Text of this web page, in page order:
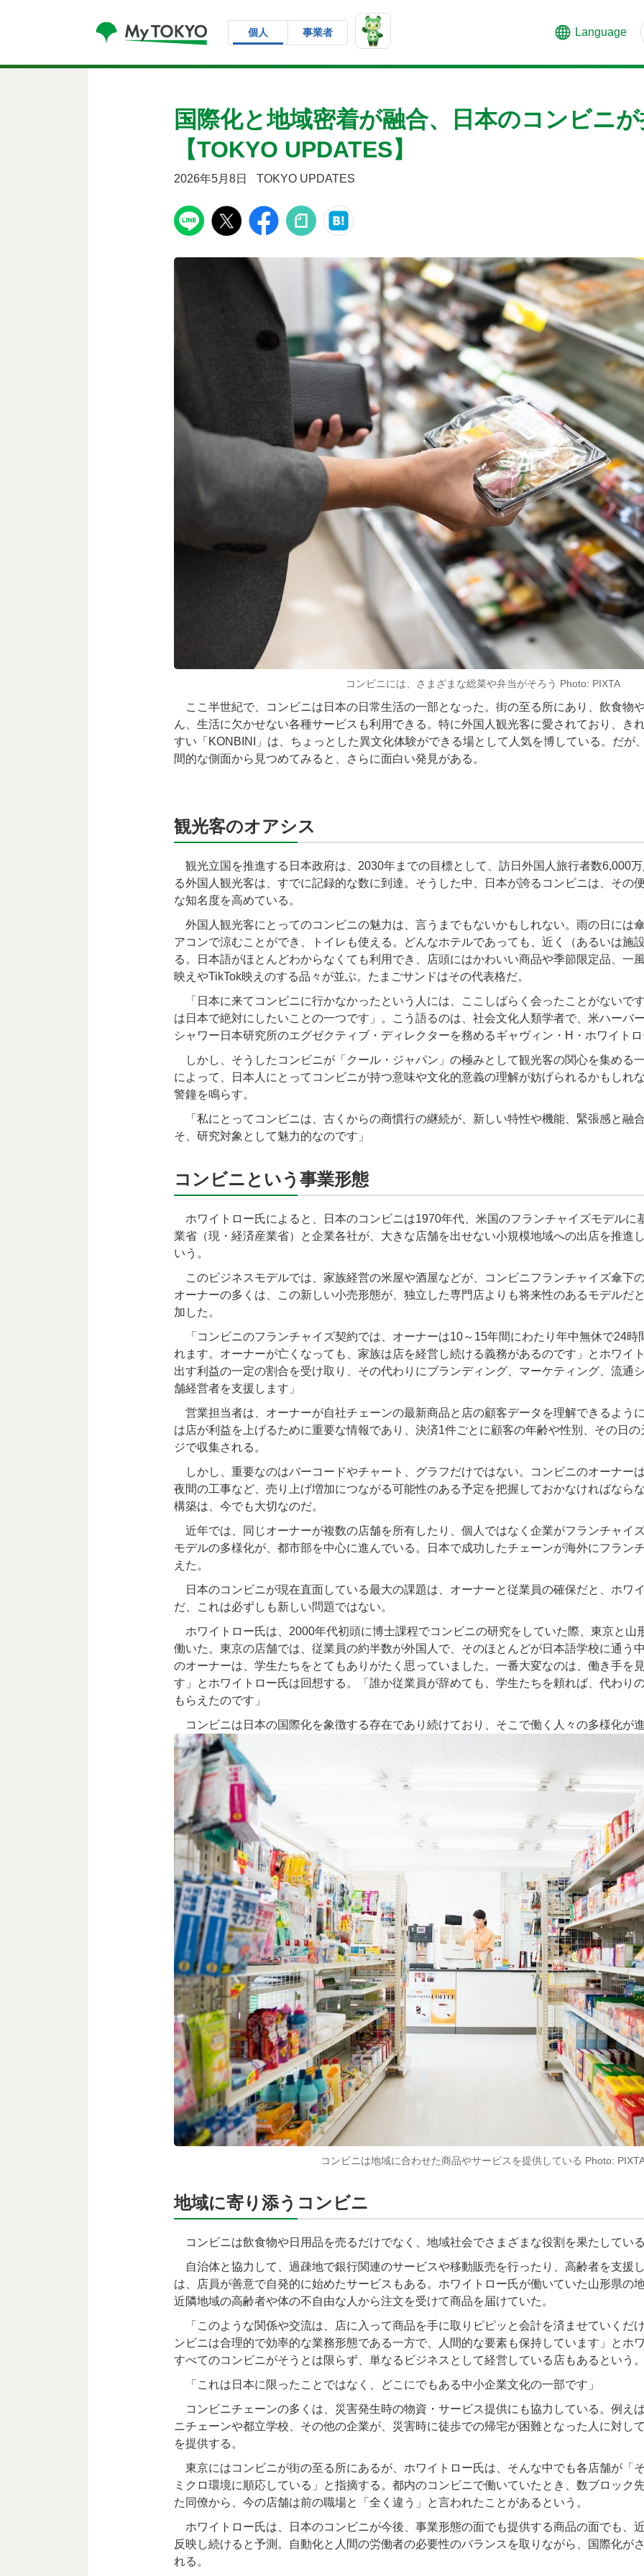
個人 事業者 Language
国際化と地域密着が融合、日本のコンビニ
【TOKYO UPDATES】
2026年5月8日 TOKYO UPDATES
コンビニには、さまざまな総菜や弁当がそろう Photo: PIXTA
ここ半世紀で、コンビニは日本の日常生活の一部となった。街の至る所にあり、飲食物
ん、生活に欠かせない各種サービスも利用できる。特に外国人観光客に愛されており、き
すい「KONBINI」は、ちょっとした異文化体験ができる場として人気を博している。だが
間的な側面から見つめてみると、さらに面白い発見がある。
観光客のオアシス
観光立国を推進する日本政府は、2030年までの目標として、訪日外国人旅行者数6,000
る外国人観光客は、すでに記録的な数に到達。そうした中、日本が誇るコンビニは、その
な知名度を高めている。
外国人観光客にとってのコンビニの魅力は、言うまでもないかもしれない。雨の日には
アコンで涼むことができ、トイレも使える。どんなホテルであっても、近く（あるいは施
る。日本語がほとんどわからなくても利用でき、店頭にはかわいい商品や季節限定品、一
映えやTikTok映えのする品々が並ぶ。たまごサンドはその代表格だ。
「日本に来てコンビニに行かなかったという人には、ここしばらく会ったことがないで
は日本で絶対にしたいことの一つです」。こう語るのは、社会文化人類学者で、米ハーバ
シャワー日本研究所のエグゼクティブ・ディレクターを務めるギャヴィン・H・ホワイト
しかし、そうしたコンビニが「クール・ジャパン」の極みとして観光客の関心を集める
によって、日本人にとってコンビニが持つ意味や文化的意義の理解が妨げられるかもしれ
警鐘を鳴らす。
「私にとってコンビニは、古くからの商慣行の継続が、新しい特性や機能、緊張感と融
そ、研究対象として魅力的なのです」
コンビニという事業形態
ホワイトロー氏によると、日本のコンビニは1970年代、米国のフランチャイズモデルに
業省（現・経済産業省）と企業各社が、大きな店舗を出せない小規模地域への出店を推進
いう。
このビジネスモデルでは、家族経営の米屋や酒屋などが、コンビニフランチャイズ傘下
オーナーの多くは、この新しい小売形態が、独立した専門店よりも将来性のあるモデルだ
加した。
「コンビニのフランチャイズ契約では、オーナーは10～15年間にわたり年中無休で24時
れます。オーナーが亡くなっても、家族は店を経営し続ける義務があるのです」とホワイ
出す利益の一定の割合を受け取り、その代わりにブランディング、マーケティング、流通
舗経営者を支援します」
営業担当者は、オーナーが自社チェーンの最新商品と店の顧客データを理解できるよう
は店が利益を上げるために重要な情報であり、決済1件ごとに顧客の年齢や性別、その日
ジで収集される。
しかし、重要なのはバーコードやチャート、グラフだけではない。コンビニのオーナー
夜間の工事など、売り上げ増加につながる可能性のある予定を把握しておかなければなら
構築は、今でも大切なのだ。
近年では、同じオーナーが複数の店舗を所有したり、個人ではなく企業がフランチャイ
モデルの多様化が、都市部を中心に進んでいる。日本で成功したチェーンが海外にフラン
えた。
日本のコンビニが現在直面している最大の課題は、オーナーと従業員の確保だと、ホワ
だ、これは必ずしも新しい問題ではない。
ホワイトロー氏は、2000年代初頭に博士課程でコンビニの研究をしていた際、東京と山
働いた。東京の店舗では、従業員の約半数が外国人で、そのほとんどが日本語学校に通う
のオーナーは、学生たちをとてもありがたく思っていました。一番大変なのは、働き手を
す」とホワイトロー氏は回想する。「誰か従業員が辞めても、学生たちを頼れば、代わり
もらえたのです」
コンビニは日本の国際化を象徴する存在であり続けており、そこで働く人々の多様化が
コンビニは地域に合わせた商品やサービスを提供している Photo:
地域に寄り添うコンビニ
コンビニは飲食物や日用品を売るだけでなく、地域社会でさまざまな役割を果たしてい
自治体と協力して、過疎地で銀行関連のサービスや移動販売を行ったり、高齢者を支援
は、店員が善意で自発的に始めたサービスもある。ホワイトロー氏が働いていた山形県の
近隣地域の高齢者や体の不自由な人から注文を受けて商品を届けていた。
「このような関係や交流は、店に入って商品を手に取りピピッと会計を済ませていくだ
ンビニは合理的で効率的な業務形態である一方で、人間的な要素も保持しています」とホ
すべてのコンビニがそうとは限らず、単なるビジネスとして経営している店もあるという
「これは日本に限ったことではなく、どこにでもある中小企業文化の一部です」
コンビニチェーンの多くは、災害発生時の物資・サービス提供にも協力している。例え
ニチェーンや都立学校、その他の企業が、災害時に徒歩での帰宅が困難となった人に対し
を提供する。
東京にはコンビニが街の至る所にあるが、ホワイトロー氏は、そんな中でも各店舗が「
ミクロ環境に順応している」と指摘する。都内のコンビニで働いていたとき、数ブロック
た同僚から、今の店舗は前の職場と「全く違う」と言われたことがあるという。
ホワイトロー氏は、日本のコンビニが今後、事業形態の面でも提供する商品の面でも、
反映し続けると予測。自動化と人間の労働者の必要性のバランスを取りながら、国際化が
れる。